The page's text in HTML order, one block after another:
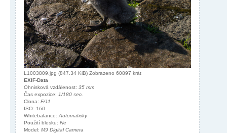
L1003809.jpg (847.34 KiB) Zobrazeno 60897 krát
EXIF-Data
Ohnisková vzdálenost: 35 mm
Čas expozice: 1/180 sec.
Clona: F/11
ISO: 160
Whitebalance: Automaticky
Použití blesku: Ne
Model: M9 Digital Camera